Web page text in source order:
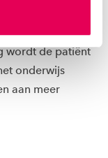
kun je ook zelf
kunt je
via
van de Sint
koppeling van
wordt de patiënt
onderwijs
aan meer